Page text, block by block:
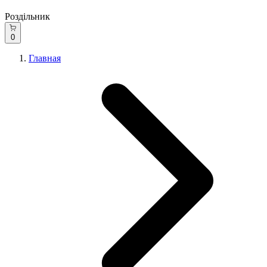
Роздільник
0
Главная